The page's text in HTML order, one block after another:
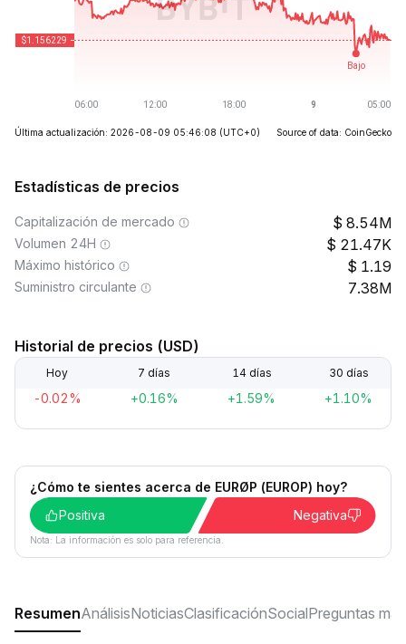
Última actualización: 2026-08-09 05:46:08 (UTC+0) Source of data: CoinGecko
Estadísticas de precios
Capitalización de mercado 8.54M
Volumen 24H 21.47K
Máximo histórico 1.19
Suministro circulante 7.38M
Historial de precios (USD)
Hoy 7 días 14 días 30 días
-0.02% +0.16% +1.59% +1.10%
¿Cómo te sientes acerca de EURØP (EUROP) hoy?
Positiva
Negativa
Nota: La información es solo para referencia.
ResumenAnálisisNoticiasClasificaciónSocialPreguntas